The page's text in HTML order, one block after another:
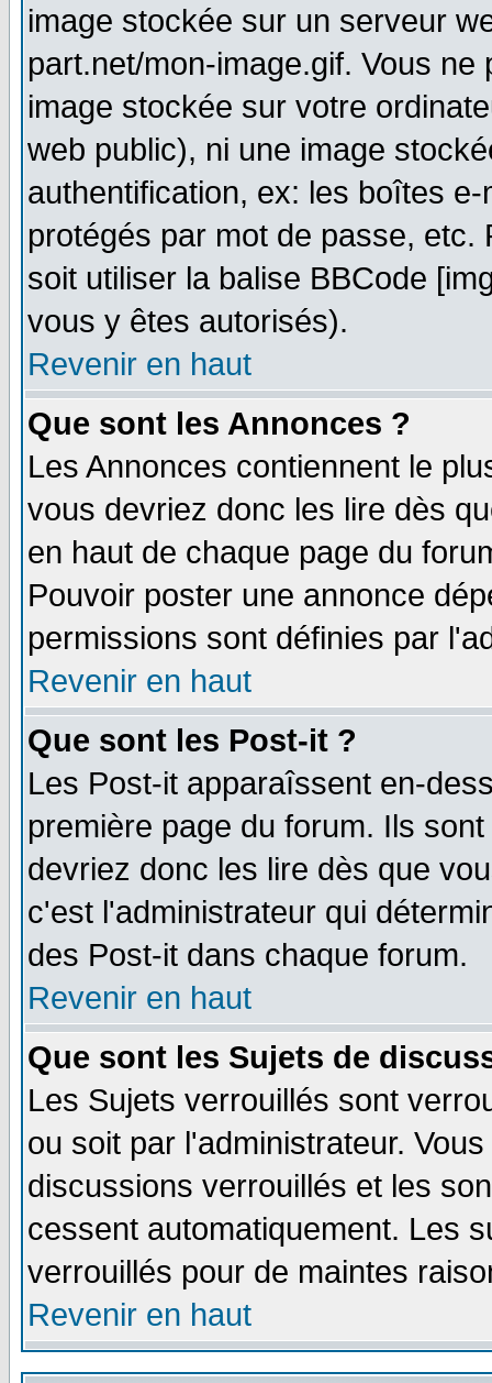
image stockée sur un serveur
part.net/mon-image.gif. Vous
image stockée sur votre
web public), ni une image
authentification, ex: les boîtes
protégés par mot de passe,
soit utiliser la balise BBCode
vous y êtes autorisés).
Revenir en haut
Que sont les Annonces ?
Les Annonces contiennent le
vous devriez donc les lire dès
en haut de chaque page du
Pouvoir poster une annonce
permissions sont définies par
Revenir en haut
Que sont les Post-it ?
Les Post-it apparaîssent en-
première page du forum. Ils
devriez donc les lire dès que
c'est l'administrateur qui
des Post-it dans chaque forum.
Revenir en haut
Que sont les Sujets de
Les Sujets verrouillés sont
ou soit par l'administrateur.
discussions verrouillés et les
cessent automatiquement. Les
verrouillés pour de maintes
Revenir en haut